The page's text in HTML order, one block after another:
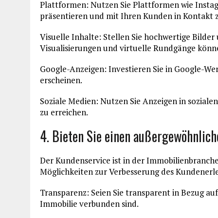
Plattformen: Nutzen Sie Plattformen wie
präsentieren und mit Ihren Kunden in Kontakt
Visuelle Inhalte: Stellen Sie hochwertige
Visualisierungen und virtuelle Rundgänge
Google-Anzeigen: Investieren Sie in Google-
erscheinen.
Soziale Medien: Nutzen Sie Anzeigen in
zu erreichen.
4. Bieten Sie einen
Der Kundenservice ist in der
Möglichkeiten zur Verbesserung des
Transparenz: Seien Sie transparent in Bezug
Immobilie verbunden sind.